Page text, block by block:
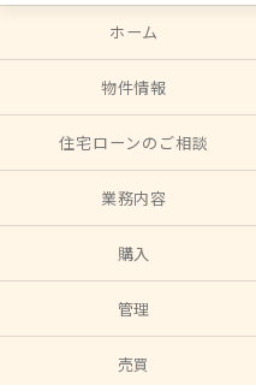
ホーム
物件情報
住宅ローンのご相談
業務内容
購入
管理
売買